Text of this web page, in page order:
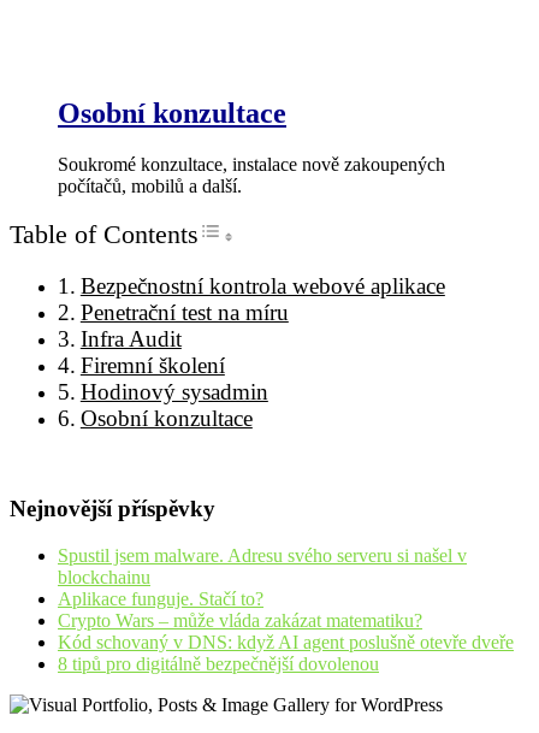
Osobní konzultace
Soukromé konzultace, instalace nově zakoupených
počítačů, mobilů a další.
Table of ContentsToggle Table of Content
Bezpečnostní kontrola webové aplikace
Penetrační test na míru
Infra Audit
Firemní školení
Hodinový sysadmin
Osobní konzultace
Nejnovější příspěvky
Spustil jsem malware. Adresu svého serveru si našel v
blockchainu
Aplikace funguje. Stačí to?
Crypto Wars – může vláda zakázat matematiku?
Kód schovaný v DNS: když AI agent poslušně otevře dveře
8 tipů pro digitálně bezpečnější dovolenou